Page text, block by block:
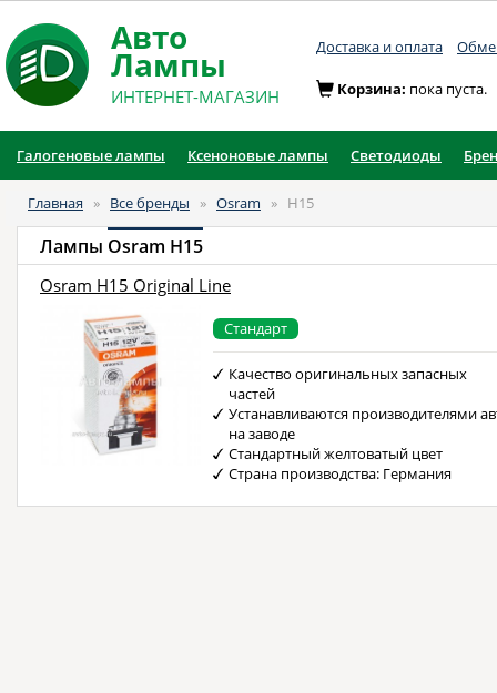
Авто
Лампы
ИНТЕРНЕТ-МАГАЗИН
Доставка и оплата
Корзина: пока пуста.
Галогеновые лампы Ксеноновые лампы Светодиоды
Главная » Все бренды » Osram » H15
Лампы Osram H15
Osram H15 Original Line
Стандарт
Качество оригинальных запасных
частей
Устанавливаются производителями
на заводе
Стандартный желтоватый цвет
Страна производства: Германия